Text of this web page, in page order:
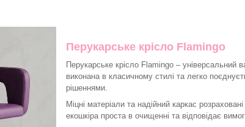
Перукарське крісло Flamingo
Перукарське крісло Flamingo – універсальний
виконана в класичному стилі та легко
рішеннями.
Міцні матеріали та надійний каркас
екошкіра проста в очищенні та відповідає